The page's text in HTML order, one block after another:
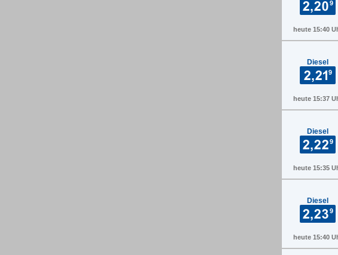
heute 15:40
Diesel
heute 15:37
Diesel
heute 15:35
Diesel
heute 15:40